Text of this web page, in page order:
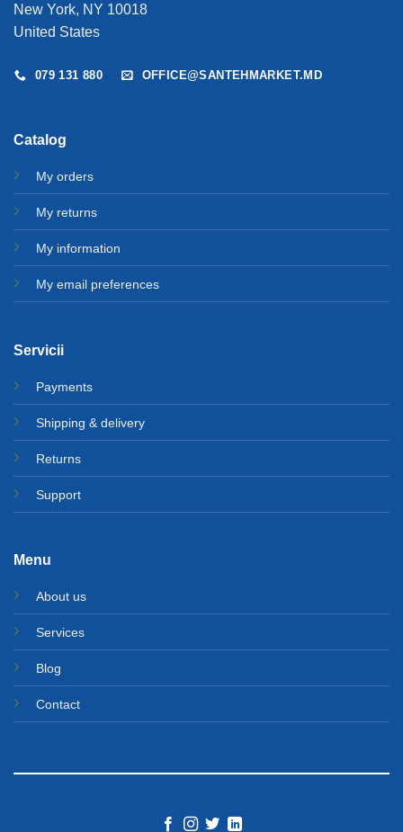
New York, NY 10018
United States
079 131 880 OFFICE@SANTEHMARKET.MD
Catalog
My orders
My returns
My information
My email preferences
Servicii
Payments
Shipping & delivery
Returns
Support
Menu
About us
Services
Blog
Contact